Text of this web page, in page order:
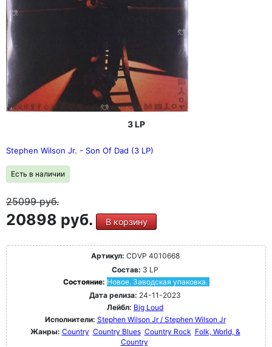
3 LP
Stephen Wilson Jr. - Son Of Dad (3 LP)
Есть в наличии
25099руб.
20898 руб. В корзину
Артикул: CDVP 4010668
Состав: 3 LP
Состояние: Новое. Заводская упаковка.
Дата релиза: 24-11-2023
Лейбл: Big Loud
Исполнители: Stephen Wilson Jr / Stephen Wilson Jr
Жанры: Country Country Blues Country Rock Folk, World, &
Country